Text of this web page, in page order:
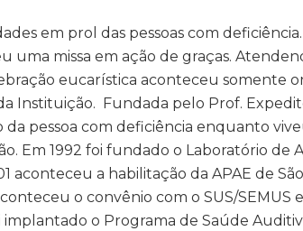
em prol das pessoas com
uma missa em ação de graças.
eucarística aconteceu somente
Instituição. Fundada pelo Prof.
pessoa com deficiência enquanto
Em 1992 foi fundado o Laboratório de
aconteceu a habilitação da APAE de
o convênio com o SUS/SEMUS
o Programa de Saúde